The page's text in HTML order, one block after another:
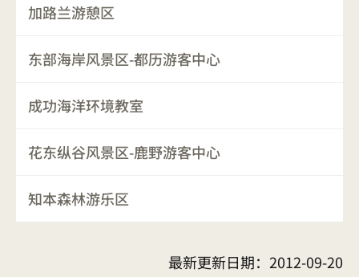
加路兰游憩区
东部海岸风景区-都历游客中心
成功海洋环境教室
花东纵谷风景区-鹿野游客中心
知本森林游乐区
最新更新日期： 2012-09-20